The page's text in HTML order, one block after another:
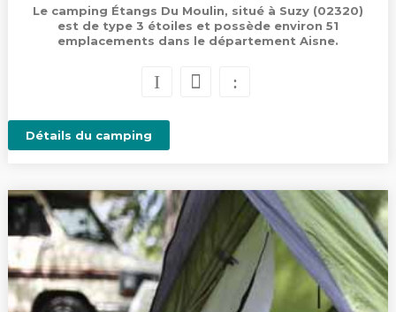
Le camping Étangs Du Moulin, situé à Suzy (02320)
est de type 3 étoiles et possède environ 51
emplacements dans le département Aisne.
Détails du camping